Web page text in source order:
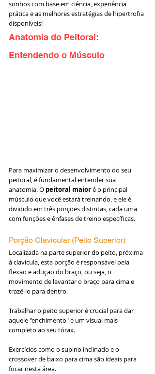
sonhos com base em ciência, experiência
prática e as melhores estratégias de hipertrofia
disponíveis!
Anatomia do Peitoral:
Entendendo o Músculo
Para maximizar o desenvolvimento do seu
peitoral, é fundamental entender sua
anatomia. O peitoral maior é o principal
músculo que você estará treinando, e ele é
dividido em três porções distintas, cada uma
com funções e ênfases de treino específicas.
Porção Clavicular (Peito Superior)
Localizada na parte superior do peito, próxima
à clavícula, esta porção é responsável pela
flexão e adução do braço, ou seja, o
movimento de levantar o braço para cima e
trazê-lo para dentro.
Trabalhar o peito superior é crucial para dar
aquele "enchimento" e um visual mais
completo ao seu tórax.
Exercícios como o supino inclinado e o
crossover de baixo para cima são ideais para
focar nesta área.